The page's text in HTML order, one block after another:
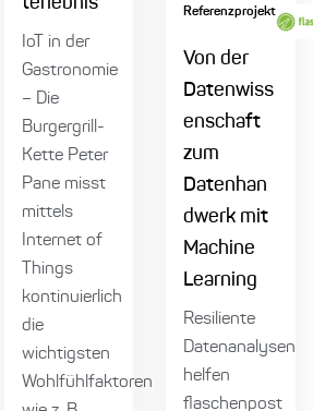
IoT in der
Gastronomie
– Die
Burgergrill-
Kette Peter
Pane misst
mittels
Internet of
Things
kontinuierlich
die
wichtigsten
Wohlfühlfaktoren
Referenzprojekt
Von der
Datenwiss
enschaft
zum
Datenhan
dwerk mit
Machine
Learning
Resiliente
Datenanalysen
helfen
flaschenpost